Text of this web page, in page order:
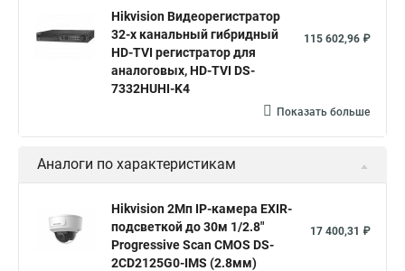
Hikvision ds 2cd1148 hikvision ds 2cd1148 i b
hikvision ds 2cd2042wd i Видеокамера hikvision
Видеокамеры hikvision ds
Камера Hikvision ds 2ce16d8t
Видеокамера hikvision hiwatch
Камера Hikvision ds 2cd2442fwd
Уличная камера Hikvision ip camera
Hikvision поворотная камера Hikvision купольная
Hikvision Видеорегистратор
32-х канальный гибридный
HD-TVI регистратор для
аналоговых, HD-TVI DS-
7332HUHI-K4
115 602,96 ₽
Показать больше
Аналоги по характеристикам
Hikvision 2Мп IP-камера EXIR-
подсветкой до 30м 1/2.8"
Progressive Scan CMOS DS-
2CD2125G0-IMS (2.8мм)
17 400,31 ₽